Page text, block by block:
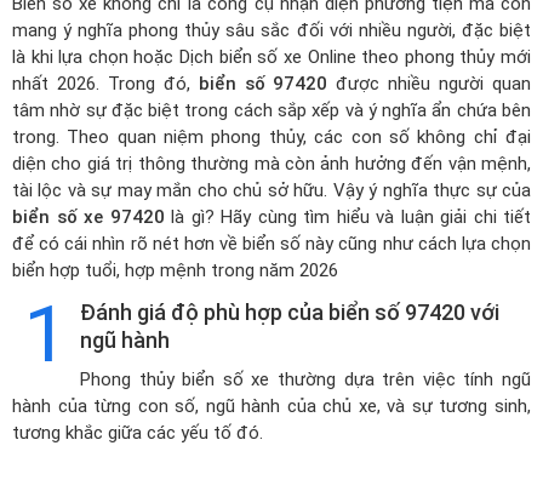
mang ý nghĩa phong thủy sâu sắc đối với nhiều người, đặc biệt
là khi lựa chọn hoặcDịch biển số xe Online theo phong thủy mới
nhất 2026. Trong đó, biển số 97420 được nhiều người quan
tâm nhờ sự đặc biệt trong cách sắp xếp và ý nghĩa ẩn chứa bên
trong. Theo quan niệm phong thủy, các con số không chỉ đại
diện cho giá trị thông thường mà còn ảnh hưởng đến vận mệnh,
tài lộc và sự may mắn cho chủ sở hữu. Vậy ý nghĩa thực sự của
biển số xe 97420 là gì? Hãy cùng tìm hiểu và luận giải chi tiết
để có cái nhìn rõ nét hơn về biển số này cũng như cách lựa chọn
biển hợp tuổi, hợp mệnh trong năm 2026
1
Đánh giá độ phù hợp của biển số 97420 với
ngũ hành
Phong thủy biển số xe thường dựa trên việc tính ngũ
hành của từng con số, ngũ hành của chủ xe, và sự tương sinh,
tương khắc giữa các yếu tố đó.